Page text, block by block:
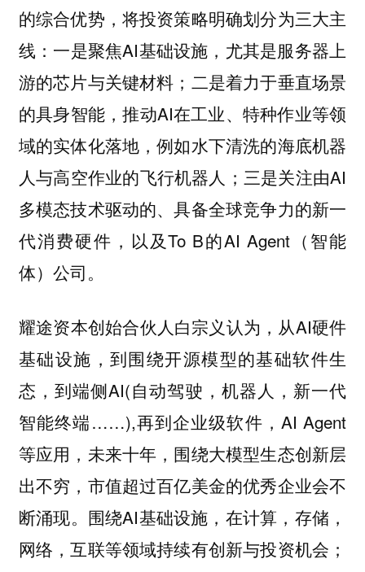
的综合优势，将投资策略明确划分为三大主
线：一是聚焦AI基础设施，尤其是服务器上
游的芯片与关键材料；二是着力于垂直场景
的具身智能，推动AI在工业、特种作业等领
域的实体化落地，例如水下清洗的海底机器
人与高空作业的飞行机器人；三是关注由AI
多模态技术驱动的、具备全球竞争力的新一
代消费硬件，以及To B的AI Agent（智能
体）公司。
耀途资本创始合伙人白宗义认为，从AI硬件
基础设施，到围绕开源模型的基础软件生
态，到端侧AI(自动驾驶，机器人，新一代
智能终端……),再到企业级软件，AI Agent
等应用，未来十年，围绕大模型生态创新层
出不穷，市值超过百亿美金的优秀企业会不
断涌现。围绕AI基础设施，在计算，存储，
网络，互联等领域持续有创新与投资机会；